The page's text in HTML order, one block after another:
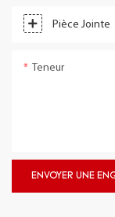
Pièce Jointe
Teneur
ENVOYER UNE